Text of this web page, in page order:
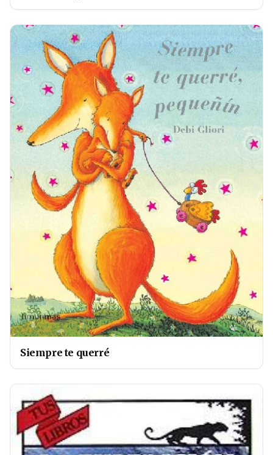
Siempre te querré